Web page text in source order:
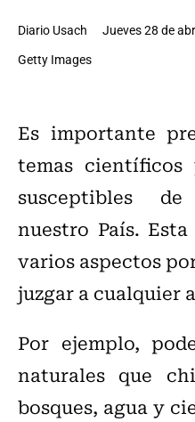
Diario Usach
Jueves 28 de
Getty Images
Es importante
temas
susceptibles
nuestro País.
varios aspectos
juzgar a cualquier
Por ejemplo,
naturales que
bosques, agua y